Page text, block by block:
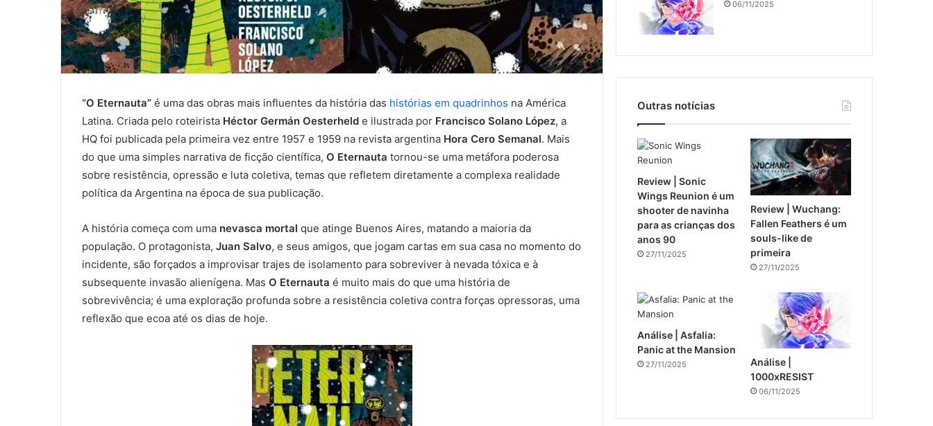
“O Eternauta” é uma das obras mais influentes da história das histórias em quadrinhos na América
Latina. Criada pelo roteirista Héctor Germán Oesterheld e ilustrada por Francisco Solano López, a
HQ foi publicada pela primeira vez entre 1957 e 1959 na revista argentina Hora Cero Semanal. Mais
do que uma simples narrativa de ficção científica, O Eternauta tornou-se uma metáfora poderosa
sobre resistência, opressão e luta coletiva, temas que refletem diretamente a complexa realidade
política da Argentina na época de sua publicação.
A história começa com uma nevasca mortal que atinge Buenos Aires, matando a maioria da
população. O protagonista, Juan Salvo, e seus amigos, que jogam cartas em sua casa no momento do
incidente, são forçados a improvisar trajes de isolamento para sobreviver à nevada tóxica e à
subsequente invasão alienígena. Mas O Eternauta é muito mais do que uma história de
sobrevivência; é uma exploração profunda sobre a resistência coletiva contra forças opressoras, uma
reflexão que ecoa até os dias de hoje.
06/11/2025
Outras notícias
Review | Sonic
Wings Reunion é um
shooter de navinha
para as crianças dos
anos 90
27/11/2025
Review | Wuchang:
Fallen Feathers é um
souls-like de
primeira
27/11/2025
Análise | Asfalia:
Panic at the Mansion
27/11/2025
Análise |
1000xRESIST
06/11/2025